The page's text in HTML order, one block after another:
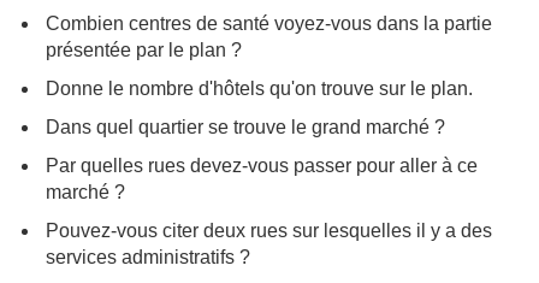
Combien centres de santé voyez-vous dans la partie
présentée par le plan ?
Donne le nombre d'hôtels qu'on trouve sur le plan.
Dans quel quartier se trouve le grand marché ?
Par quelles rues devez-vous passer pour aller à ce
marché ?
Pouvez-vous citer deux rues sur lesquelles il y a des
services administratifs ?